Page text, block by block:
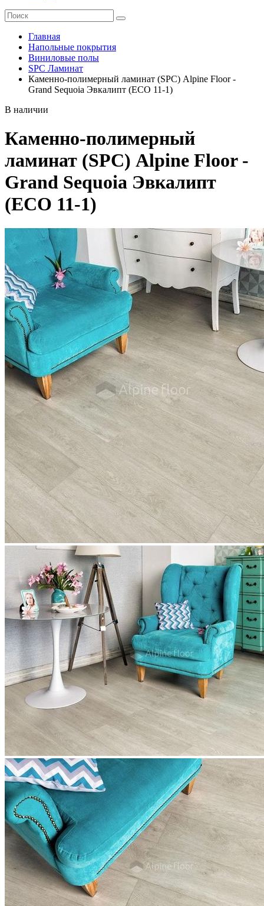
Главная
Напольные покрытия
Виниловые полы
SPC Ламинат
Каменно-полимерный ламинат (SPC) Alpine Floor -
Grand Sequoia Эвкалипт (ECO 11-1)
В наличии
Каменно-полимерный
ламинат (SPC) Alpine Floor -
Grand Sequoia Эвкалипт
(ECO 11-1)